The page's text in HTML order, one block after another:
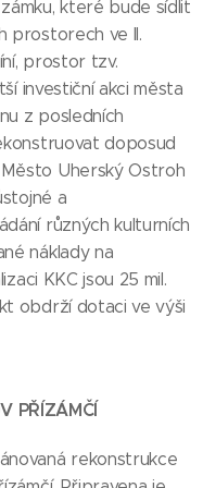
které bude sídlit
prostorech ve II.
prostor tzv.
investiční akci města
z posledních
doposud
Uherský Ostroh
a
různých kulturních
náklady na
KKC jsou 25 mil.
obdrží dotaci ve výši
PŘÍZÁMČÍ
rekonstrukce